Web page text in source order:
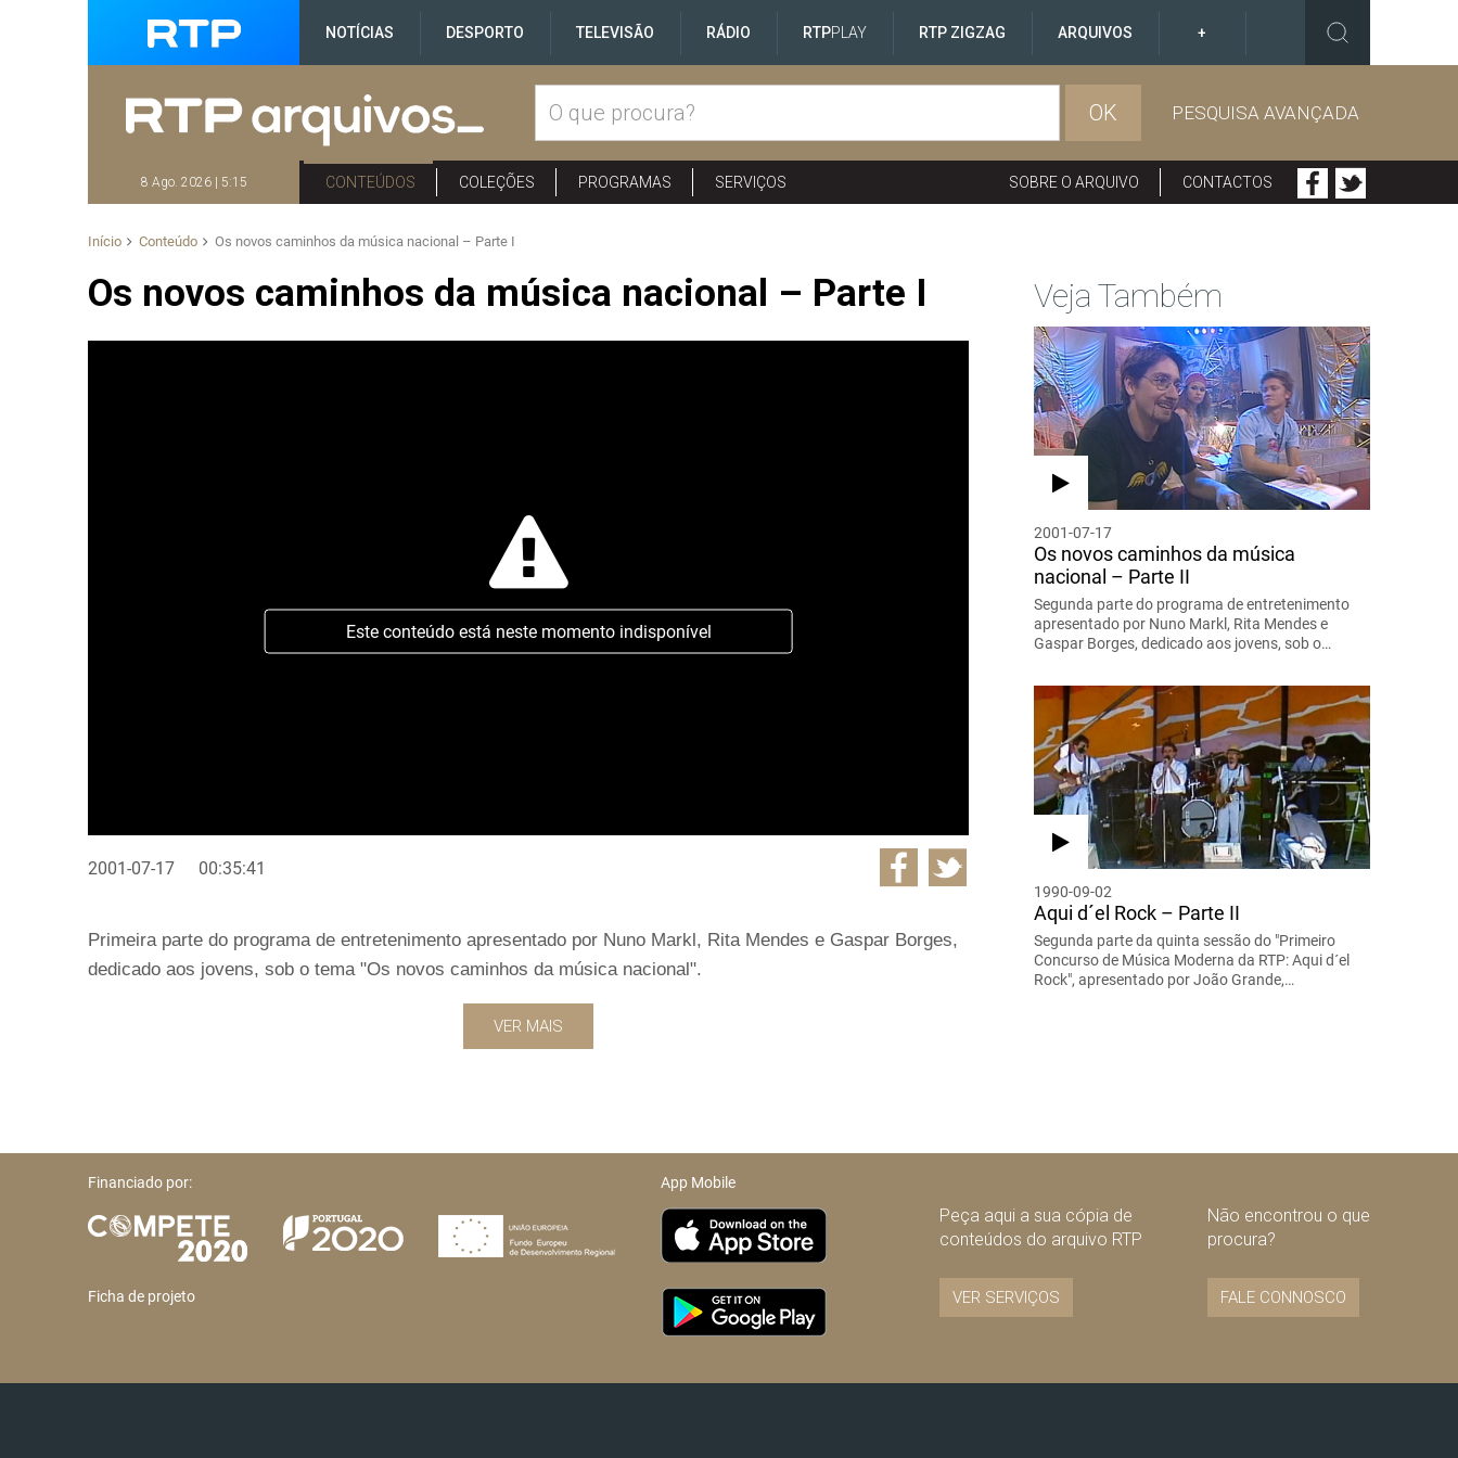
NOTÍCIAS DESPORTO TELEVISÃO RÁDIO RTPPLAY RTP ZIGZAG ARQUIVOS +
OK PESQUISA AVANÇADA
8 Ago. 2026 | 5:15 CONTEÚDOS COLEÇÕES PROGRAMAS SERVIÇOS SOBRE O ARQUIVO CONTACTOS
Início Conteúdo Os novos caminhos da música nacional – Parte I
Os novos caminhos da música nacional – Parte I
Este conteúdo está neste momento indisponível
2001-07-17 00:35:41
Primeira parte do programa de entretenimento apresentado por Nuno Markl, Rita Mendes e Gaspar Borges,
dedicado aos jovens, sob o tema "Os novos caminhos da música nacional".
VER MAIS
Veja Também
2001-07-17
Os novos caminhos da música
nacional – Parte II
Segunda parte do programa de entretenimento
apresentado por Nuno Markl, Rita Mendes e
Gaspar Borges, dedicado aos jovens, sob o…
1990-09-02
Aqui d´el Rock – Parte II
Segunda parte da quinta sessão do "Primeiro
Concurso de Música Moderna da RTP: Aqui d´el
Rock", apresentado por João Grande,…
Financiado por:
Ficha de projeto
App Mobile
Peça aqui a sua cópia de
conteúdos do arquivo RTP
VER SERVIÇOS
Não encontrou o que
procura?
FALE CONNOSCO